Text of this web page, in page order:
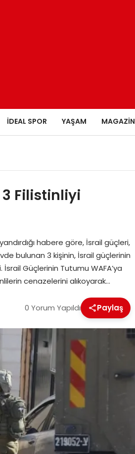
İDEAL SPOR YAŞAM MAGAZIN
Filistinliyi
habere göre, İsrail güçleri,
bulunan 3 kişinin, İsrail güçlerinin
Güçlerinin Tutumu WAFA’ya
cenazelerini alıkoyarak…
0 Yorum Yapıldı Paylaş